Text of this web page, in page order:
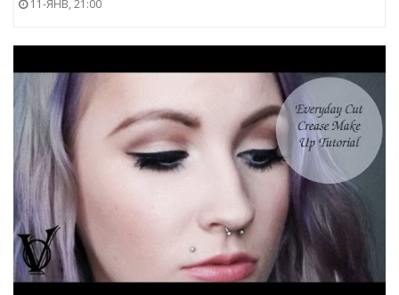
11-ЯНВ, 21:00